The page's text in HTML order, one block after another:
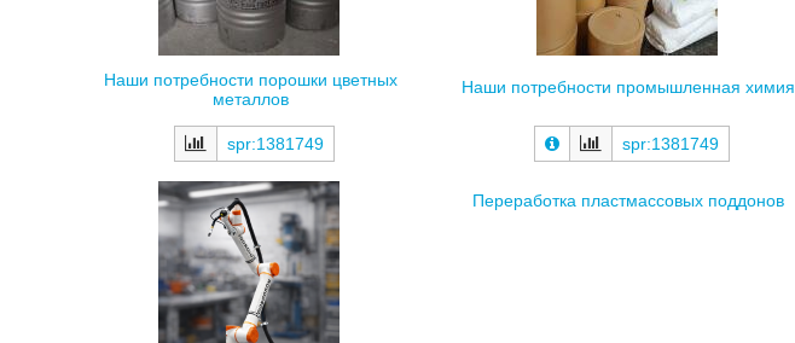
Наши потребности порошки цветных
металлов
spr:1381749
Наши потребности промышленная химия
spr:1381749
Переработка пластмассовых поддонов